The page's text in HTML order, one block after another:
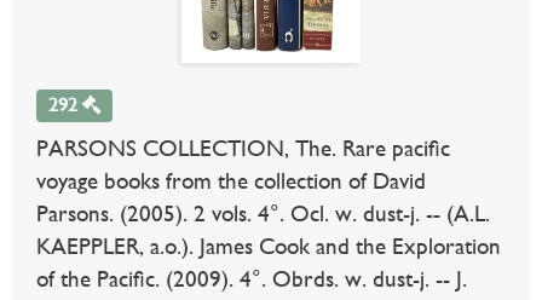
292
PARSONS COLLECTION, The. Rare pacific
voyage books from the collection of David
Parsons. (2005). 2 vols. 4°. Ocl. w. dust-j. -- (A.L.
KAEPPLER, a.o.). James Cook and the Exploration
of the Pacific. (2009). 4°. Obrds. w. dust-j. -- J.